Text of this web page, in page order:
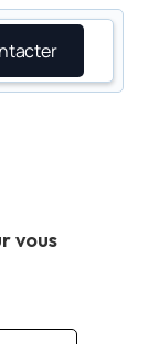
vous